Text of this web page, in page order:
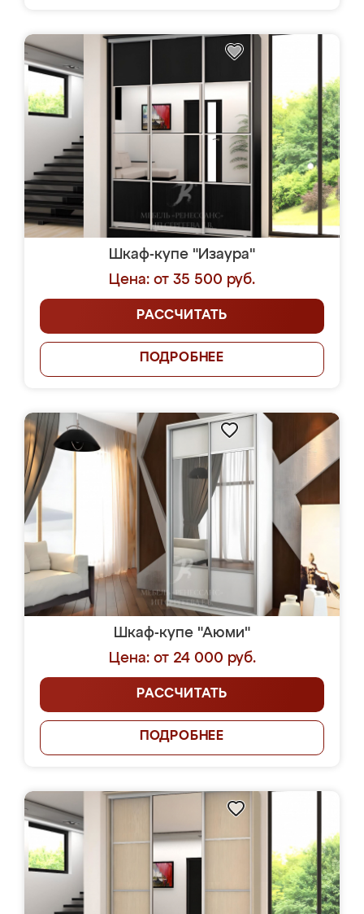
Шкаф-купе "Изаура"
Цена: от 35 500 руб.
РАССЧИТАТЬ
ПОДРОБНЕЕ
Шкаф-купе "Аюми"
Цена: от 24 000 руб.
РАССЧИТАТЬ
ПОДРОБНЕЕ